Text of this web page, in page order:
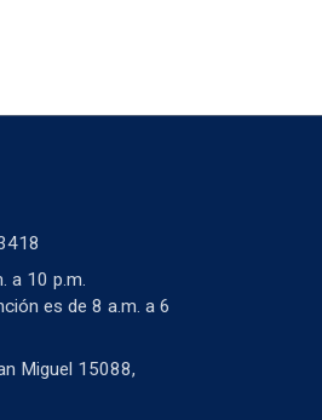
a 10 p.m.
es de 8 a.m. a 6
Miguel 15088,